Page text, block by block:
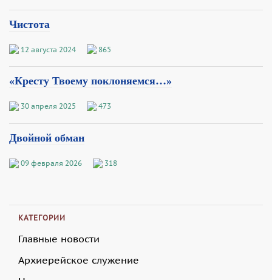
Чистота
12 августа 2024 865
«Кресту Твоему поклоняемся…»
30 апреля 2025 473
Двойной обман
09 февраля 2026 318
КАТЕГОРИИ
Главные новости
Архиерейское служение